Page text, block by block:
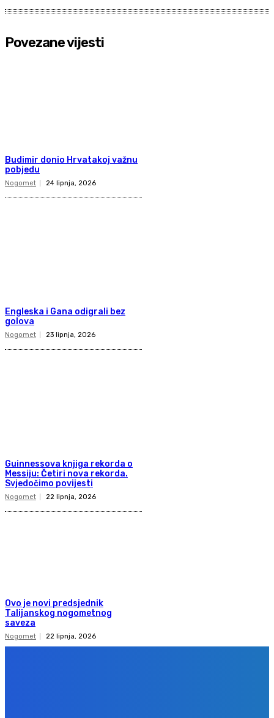
Povezane vijesti
Budimir donio Hrvatakoj važnu
pobjedu
Nogomet 24 lipnja, 2026
Engleska i Gana odigrali bez
golova
Nogomet 23 lipnja, 2026
Guinnessova knjiga rekorda o
Messiju: Četiri nova rekorda.
Svjedočimo povijesti
Nogomet 22 lipnja, 2026
Ovo je novi predsjednik
Talijanskog nogometnog
saveza
Nogomet 22 lipnja, 2026